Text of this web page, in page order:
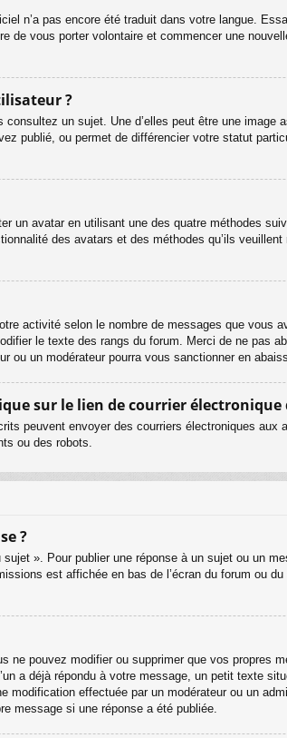
n’a pas encore été traduit dans votre langue.
de vous porter volontaire et commencer une
?
un sujet. Une d’elles peut être une
publié, ou permet de différencier votre statut
un avatar en utilisant une des quatre méthodes
des avatars et des méthodes qu’ils
activité selon le nombre de messages que
le texte des rangs du forum. Merci de ne pas
ou un modérateur pourra vous sanctionner en
sur le lien de courrier
peuvent envoyer des courriers électroniques aux
ou des robots.
?
». Pour publier une réponse à un sujet ou un
est affichée en bas de l’écran du forum ou
pouvez modifier ou supprimer que vos propres
a déjà répondu à votre message, un petit texte
modification effectuée par un modérateur ou un
message si une réponse a été publiée.